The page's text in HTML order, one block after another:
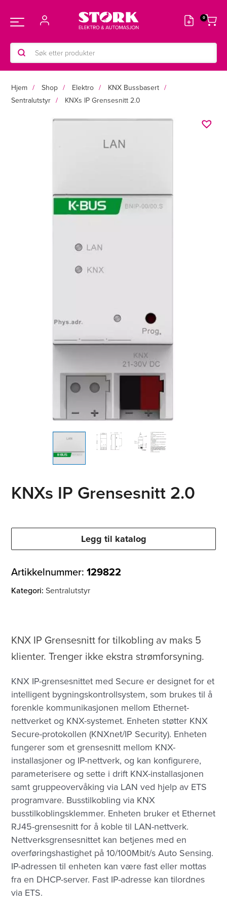
rett
innholdet
Main
Menu
Products
search
Hjem Shop Elektro
KNX Bussbasert
Sentralutstyr
KNXs IP Grensesnitt 2.0
KNXs IP Grensesnitt 2.0
Legg til katalog
Artikkelnummer:129822
Kategori:Sentralutstyr
KNX IP Grensesnitt for tilkobling av maks 5
klienter. Trenger ikke ekstra strømforsyning.
KNX IP-grensesnittet med Secure er designet for et
intelligent bygningskontrollsystem, som brukes til å
forenkle kommunikasjonen mellom Ethernet-
nettverket og KNX-systemet. Enheten støtter KNX
Secure-protokollen (KNXnet/IP Security). Enheten
fungerer som et grensesnitt mellom KNX-
installasjoner og IP-nettverk, og kan konfigurere,
parameterisere og sette i drift KNX-installasjonen
samt gruppeovervåking via LAN ved hjelp av ETS
programvare. Busstilkobling via KNX
busstilkoblingsklemmer. Enheten bruker et Ethernet
RJ45-grensesnitt for å koble til LAN-nettverk.
Nettverksgrensesnittet kan betjenes med en
overføringshastighet på 10/100Mbit/s Auto Sensing.
IP-adressen til enheten kan være fast eller mottas
fra en DHCP-server. Fast IP-adresse kan tilordnes
via ETS.